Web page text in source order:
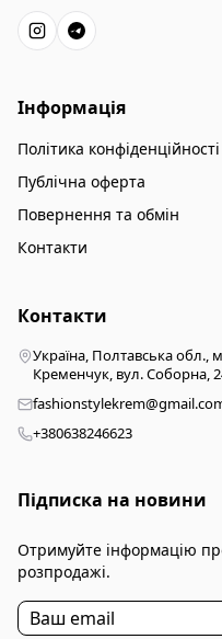
Інформація
Політика конфіденційності
Публічна оферта
Повернення та обмін
Контакти
Контакти
Україна, Полтавська обл.,
Кременчук, вул. Соборна,
+380638246623
Підписка на новини
Отримуйте інформацію про
розпродажі.